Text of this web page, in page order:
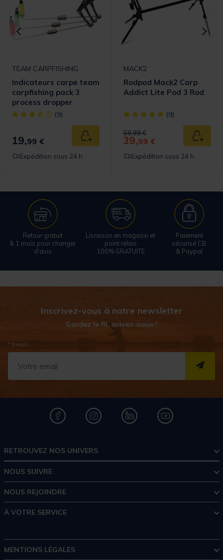
panier
TEAM CARPFISHING
Indicateurs carpe team
carpfishing pack 3
process dropper
[object Object] out of 5 Customer Rating
(9)
19,99 € Ajouter au panier
Expédition sous 24 h
MACK2
Rodpod Mack2 Carp
Addict Lite Pod 3 Rod
[object Object] out of 5
(9)
Price reduced from
59,99 €to
39,99 €
Expédition sous 24 h
Retour gratuit
& 1 mois pour changer
d'avis
Livraison en magasin et
point relais
100% GRATUITE
Paiement
sécurisé CB
& Paypal
Inscrivez-vous à notre newsletter
Gardez le fil, suivez-nous !
* Email
RETROUVEZ NOS UNIVERS
NOUS SUIVRE
NOUS REJOINDRE
À VOTRE SERVICE
MENTIONS LÉGALES